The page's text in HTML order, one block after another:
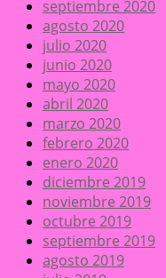
septiembre 2020
agosto 2020
julio 2020
junio 2020
mayo 2020
abril 2020
marzo 2020
febrero 2020
enero 2020
diciembre 2019
noviembre 2019
octubre 2019
septiembre 2019
agosto 2019